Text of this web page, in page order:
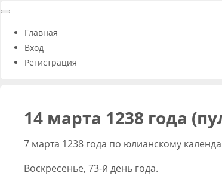
Главная
Вход
Регистрация
14 марта 1238 года
7 марта 1238 года по юлианскому
Воскресенье, 73-й день года.